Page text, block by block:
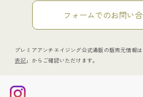
フォームでのお問い
プレミアアンチエイジング公式通販の販売元情報
表記」からご確認いただけます。